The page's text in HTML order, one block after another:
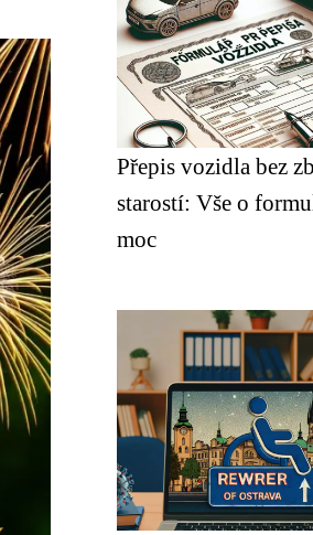
Přepis vozidla bez
starostí: Vše o
moc